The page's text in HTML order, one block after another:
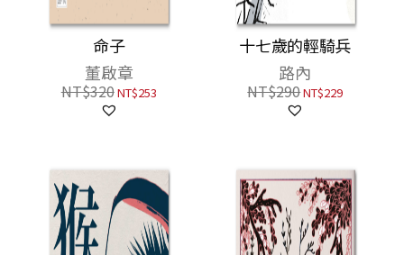
命子
董啟章
NT$320NT$253
十七歲的輕騎兵
路內
NT$290NT$229